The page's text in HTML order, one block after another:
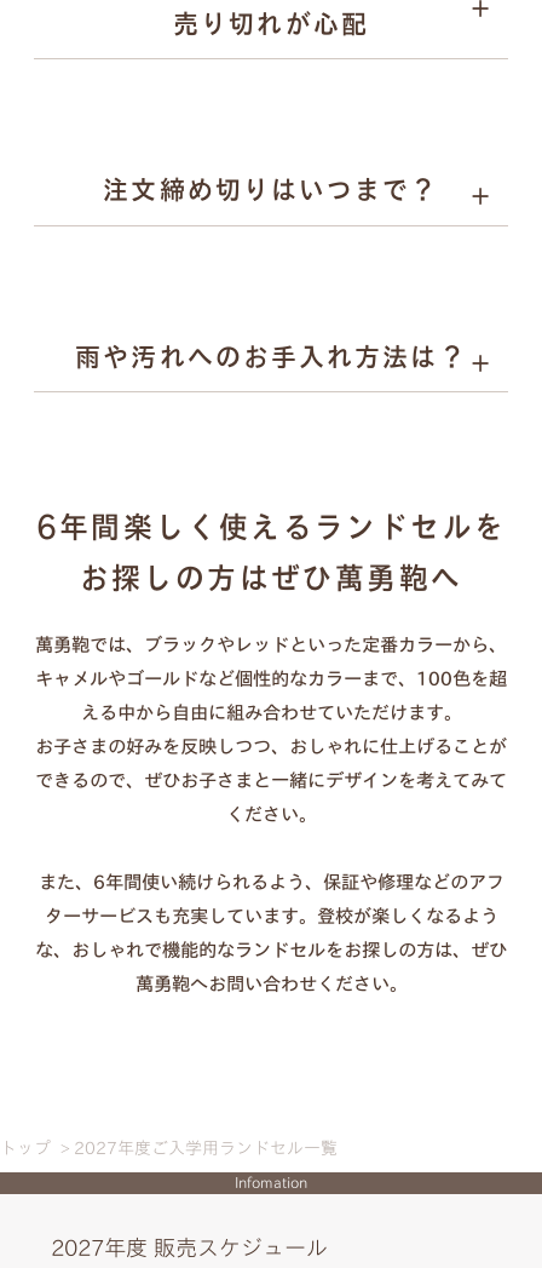
お子様の背中を支えます。
Rire（リル）：やさしい彩りとかわいらしさを、自然体
売り切れが心配
注文締め切りはいつまで？
雨や汚れへのお手入れ方法は？
い場所で陰干し
汚れた場合：固く絞った布で優しく拭く（洗剤・クリー
長持ちのコツ：カバーを外して通気させる、濡れたまま
放置しない
傷が気になる時：透明カバーの併用もおすすめ
6年間楽しく使えるランドセルを
お探しの方はぜひ萬勇鞄へ
萬勇鞄では、ブラックやレッドといった定番カラーから、
キャメルやゴールドなど個性的なカラーまで、100色を超
える中から自由に組み合わせていただけます。
お子さまの好みを反映しつつ、おしゃれに仕上げることが
できるので、ぜひお子さまと一緒にデザインを考えてみて
ください。
また、6年間使い続けられるよう、保証や修理などのアフ
ターサービスも充実しています。登校が楽しくなるよう
な、おしゃれで機能的なランドセルをお探しの方は、ぜひ
萬勇鞄へお問い合わせください。
トップ 2027年度ご入学用ランドセル一覧
Infomation
2027年度 販売スケジュール